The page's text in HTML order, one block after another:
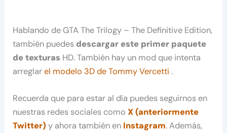
Hablando de GTA The Trilogy – The Definitive Edition,
también puedes descargar este primer paquete
de texturas HD. También hay un mod que intenta
arreglarel modelo 3D de Tommy Vercetti .
Recuerda que para estar al día puedes seguirnos en
nuestras redes sociales comoX (anteriormente
Twitter) y ahora también en Instagram. Además,